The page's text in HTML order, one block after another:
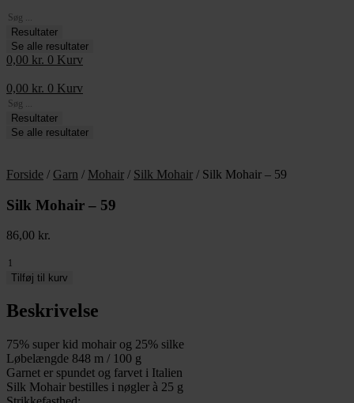
Search
...Resultater
Se alle resultater
0,00 kr. 0 Kurv
0,00 kr. 0 Kurv
Search
...Resultater
Se alle resultater
Forside / Garn / Mohair / Silk Mohair / Silk Mohair – 59
Silk Mohair – 59
86,00 kr.
Silk
Mohair
59
antal
Tilføj til kurv
Beskrivelse
75% super kid mohair og 25% silke
Løbelængde 848 m / 100 g
Garnet er spundet og farvet i Italien
Silk Mohair bestilles i nøgler à 25 g